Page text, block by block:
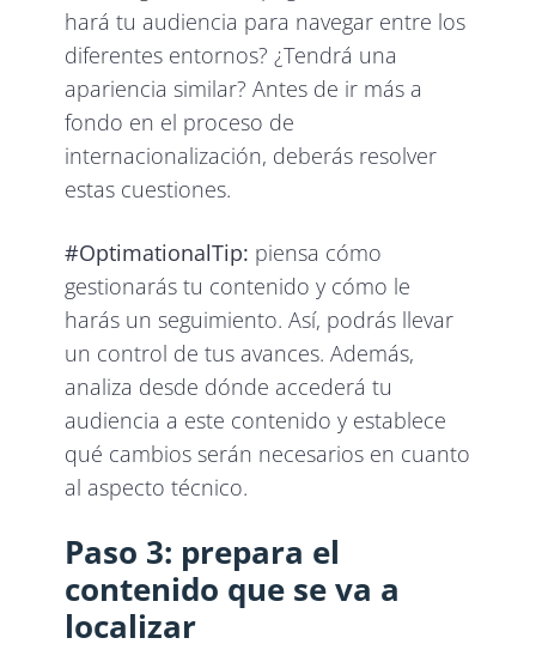
hará tu audiencia para navegar entre los
diferentes entornos? ¿Tendrá una
apariencia similar? Antes de ir más a
fondo en el proceso de
internacionalización, deberás resolver
estas cuestiones.
#OptimationalTip: piensa cómo
gestionarás tu contenido y cómo le
harás un seguimiento. Así, podrás llevar
un control de tus avances. Además,
analiza desde dónde accederá tu
audiencia a este contenido y establece
qué cambios serán necesarios en cuanto
al aspecto técnico.
Paso 3: prepara el
contenido que se va a
localizar